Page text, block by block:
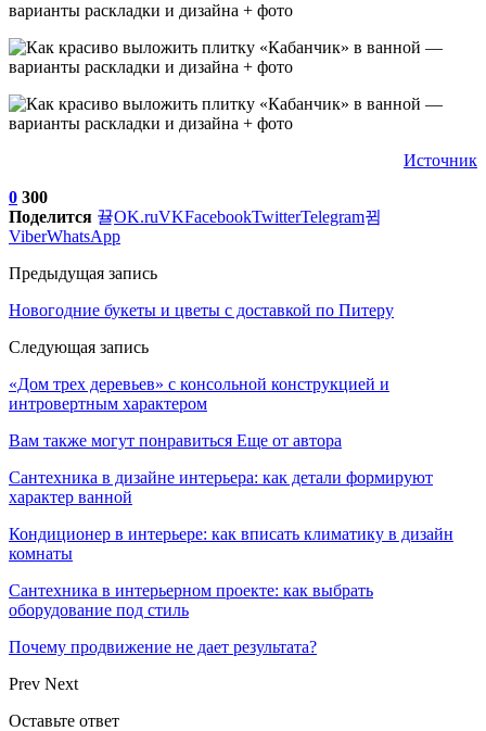
Источник
0 300
Поделится
OK.ruVKFacebookTwitterTelegram
ViberWhatsApp
Предыдущая запись
Новогодние букеты и цветы с доставкой по Питеру
Следующая запись
«Дом трех деревьев» с консольной конструкцией и
интровертным характером
Вам также могут понравиться Еще от автора
Сантехника в дизайне интерьера: как детали формируют
характер ванной
Кондиционер в интерьере: как вписать климатику в дизайн
комнаты
Сантехника в интерьерном проекте: как выбрать
оборудование под стиль
Почему продвижение не дает результата?
Prev Next
Оставьте ответ